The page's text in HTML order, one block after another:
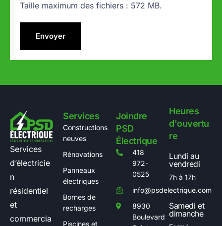
Taille maximum des fichiers : 572 MB.
Services
d’électricie
n
résidentiel
et
commercia
Services
Constructions
neuves
Rénovations
Panneaux
électriques
Bornes de
recharges
Piscines et
Joindre
PSD
Électrique
418
972-
0525
info@psdelectrique.com
8930
Boulevard
Heures
d'ouvertu
re
Lundi au
vendredi
7h à 17h
Samedi et
dimanche